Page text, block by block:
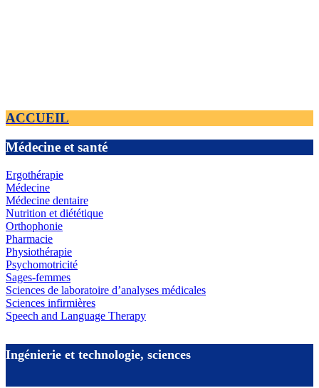
ACCUEIL
Médecine et santé
Ergothérapie
Médecine
Médecine dentaire
Nutrition et diététique
Orthophonie
Pharmacie
Physiothérapie
Psychomotricité
Sages-femmes
Sciences de laboratoire d’analyses médicales
Sciences infirmières
Speech and Language Therapy
Ingénierie et technologie, sciences